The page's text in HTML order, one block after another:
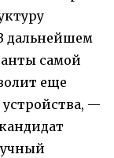
дальнейшем
самой
еще
—